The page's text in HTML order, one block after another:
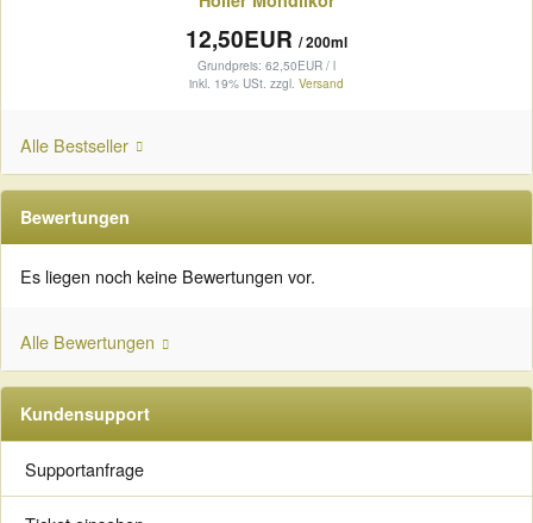
12,50EUR / 200ml
Grundpreis: 62,50EUR / l
inkl. 19% USt. zzgl. Versand
Alle Bestseller
Bewertungen
Es liegen noch keine Bewertungen vor.
Alle Bewertungen
Kundensupport
Supportanfrage